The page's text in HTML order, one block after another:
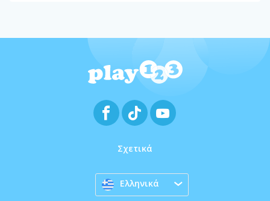
Σχετικά
Ελληνικά